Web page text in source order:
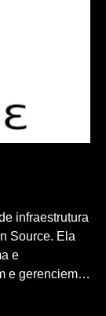
infraestrutura
Source. Ela
e
e gerenciem
rápida e